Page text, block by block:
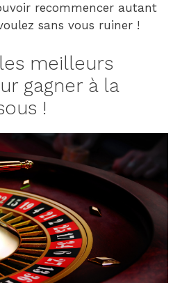
recommencer autant
sans vous ruiner !
meilleurs
gagner à la
!